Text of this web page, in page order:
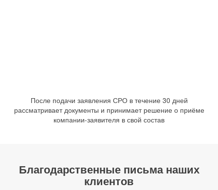
После подачи заявления СРО в течение 30 дней
рассматривает документы и принимает решение о приёме
компании-заявителя в свой состав
Благодарственные письма наших
клиентов